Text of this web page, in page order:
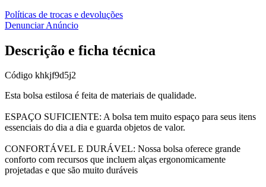
Políticas de trocas e devoluções
Denunciar Anúncio
Descrição e ficha técnica
Código khkjf9d5j2
Esta bolsa estilosa é feita de materiais de qualidade.
ESPAÇO SUFICIENTE: A bolsa tem muito espaço para seus itens
essenciais do dia a dia e guarda objetos de valor.
CONFORTÁVEL E DURÁVEL: Nossa bolsa oferece grande
conforto com recursos que incluem alças ergonomicamente
projetadas e que são muito duráveis